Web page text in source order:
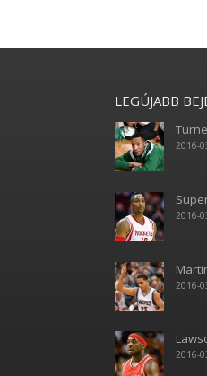
LEGÚJABB
2016-
2016-
2016-
2016-